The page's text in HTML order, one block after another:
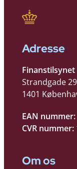
Adresse
Finanstilsynet
Strandgade 29
1401
EAN nummer:
CVR nummer:
Om os